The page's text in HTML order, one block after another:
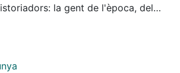
la gent de l'època, del
no tenien consciencia de cap
senyorial sorgit al segle XI es
de continuïtat fins al segle